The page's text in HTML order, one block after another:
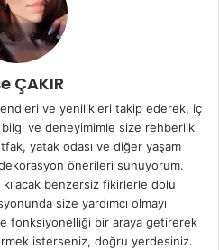
ÇAKIR
ve yenilikleri takip ederek, iç
bilgi ve deneyimimle size rehberlik
yatak odası ve diğer yaşam
önerileri sunuyorum.
benzersiz fikirlerle dolu
size yardımcı olmayı
fonksiyonelliği bir araya getirerek
isterseniz, doğru yerdesiniz.